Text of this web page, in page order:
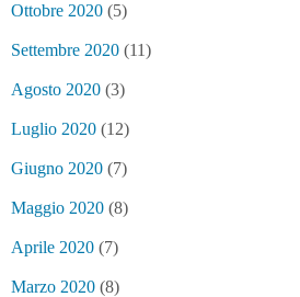
Ottobre 2020 (5)
Settembre 2020 (11)
Agosto 2020 (3)
Luglio 2020 (12)
Giugno 2020 (7)
Maggio 2020 (8)
Aprile 2020 (7)
Marzo 2020 (8)